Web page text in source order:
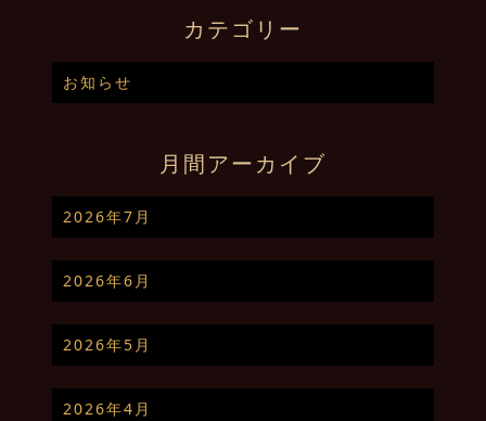
カテゴリー
お知らせ
月間アーカイブ
2026年7月
2026年6月
2026年5月
2026年4月